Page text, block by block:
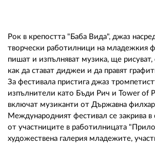
Рок в крепостта "Баба Вида", джаз
творчески работилници на младежкия
пишат и изпълняват музика, ще
как да стават диджеи и да правят
За фестивала пристига джаз
изпълнители като Бъди Рич и Tower of
включат музиканти от Държавна
Международният фестивал се закрива
от участниците в работилницата
художествена галерия младежите,